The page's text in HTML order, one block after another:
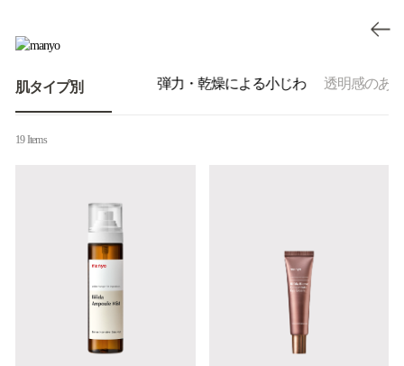
肌タイプ別
ブル肌 毛穴・皮脂 弾力・乾燥による小じわ 透明感のあ
19 Items